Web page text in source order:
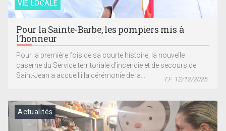
VIE LOCALE
Pour la Sainte-Barbe, les pompiers mis à
l’honneur
Pour la première fois de sa courte histoire, la nouvelle
caserne du Service territoriale d’incendie et de secours de
Saint-Jean a accueilli la cérémonie de la...
T.F. 12/12/2025
Actualités